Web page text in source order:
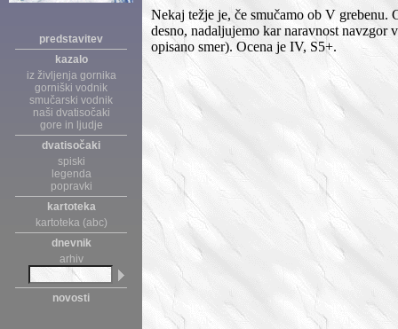
predstavitev
kazalo
iz življenja gornika
gorniški vodnik
smučarski vodnik
naši dvatisočaki
gore in ljudje
dvatisočaki
spiski
legenda
popravki
kartoteka
kartoteka (abc)
dnevnik
arhiv
novosti
Nekaj težje je, če smučamo ob V grebenu.
desno, nadaljujemo kar naravnost navzgor
opisano smer). Ocena je IV, S5+.